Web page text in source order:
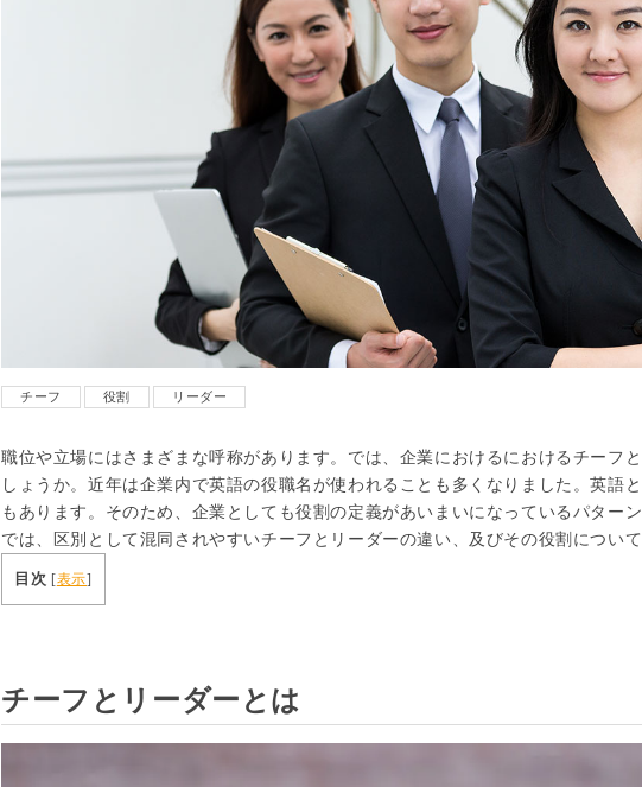
チーフ 役割 リーダー
職位や立場にはさまざまな呼称があります。では、企業におけるにおけるチーフ
しょうか。近年は企業内で英語の役職名が使われることも多くなりました。英語
もあります。そのため、企業としても役割の定義があいまいになっているパター
では、区別として混同されやすいチーフとリーダーの違い、及びその役割について
目次 [表示]
チーフとリーダーとは